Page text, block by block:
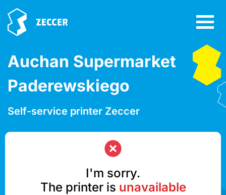
Auchan Supermarket
Paderewskiego
Self-service printer Zeccer
I'm sorry.
The printer is unavailable